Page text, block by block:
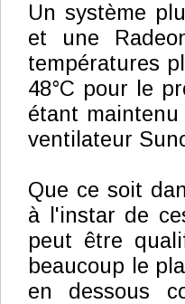
Un système
et une
températures
48°C pour le
étant
ventilateur
Que ce soit
à l'instar de
peut être
beaucoup le
en dessous